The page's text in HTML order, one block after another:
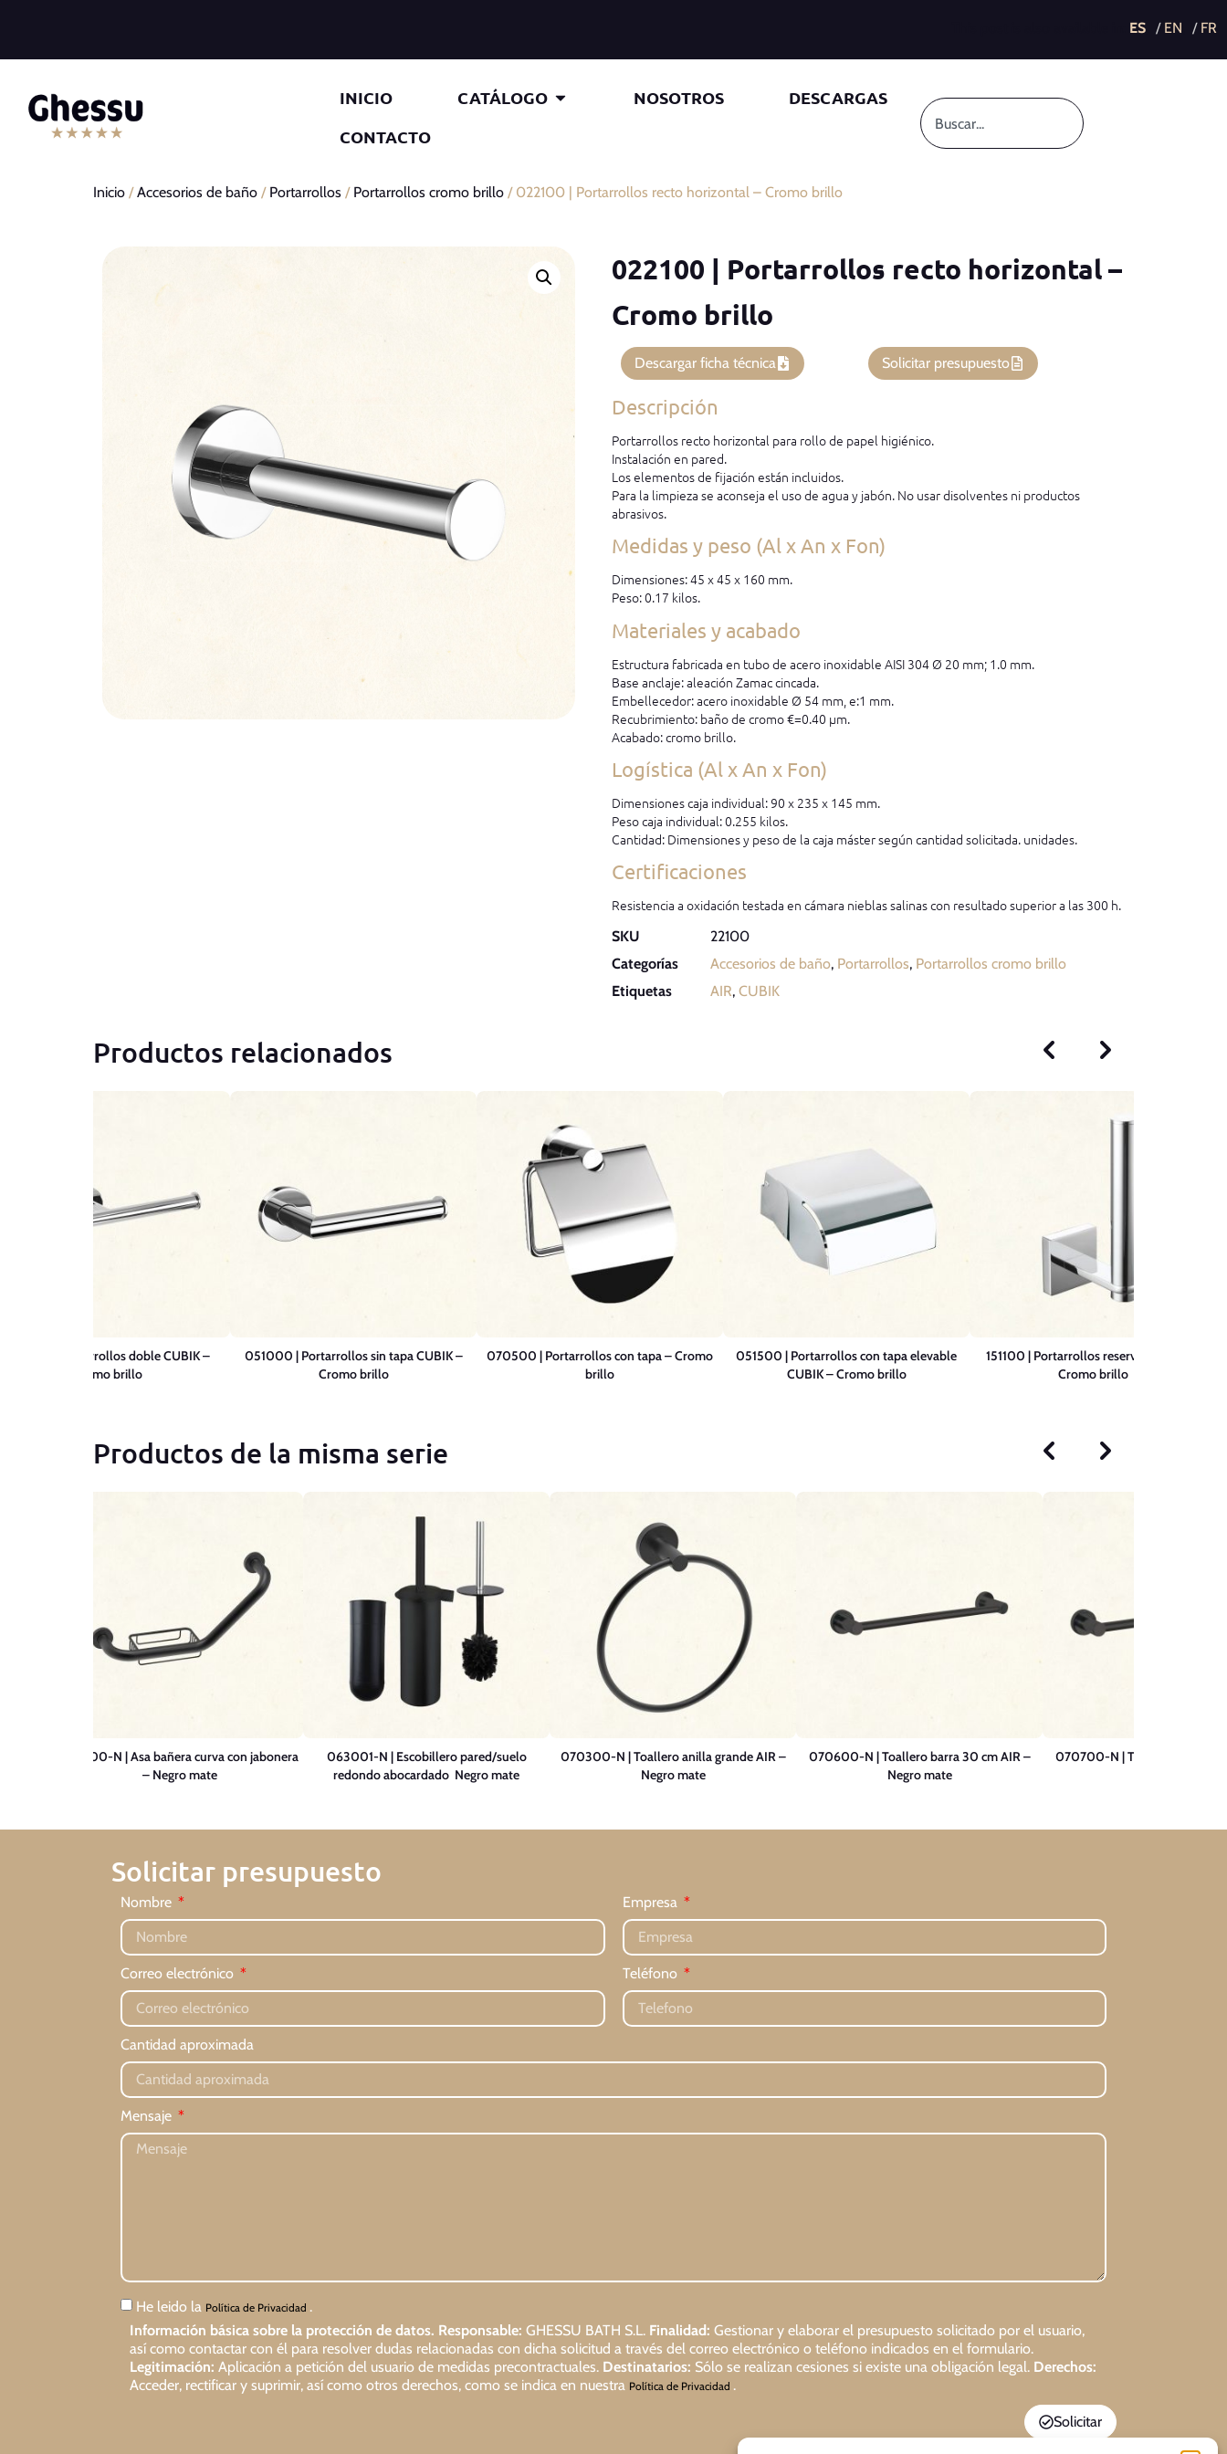
INICIO CATÁLOGO NOSOTROS
DESCARGAS
CONTACTO
Inicio /Accesorios de baño / Portarrollos / Portarrollos cromo brillo / 022100 | Portarrollos recto horizontal – Cromo brillo
022100 | Portarrollos recto horizontal –
Cromo brillo
Descargar ficha técnica Solicitar presupuesto
Descripción
Portarrollos recto horizontal para rollo de papel higiénico.
Instalación en pared.
Los elementos de fijación están incluidos.
Para la limpieza se aconseja el uso de agua y jabón. No usar disolventes ni productos
abrasivos.
Medidas y peso (Al x An x Fon)
Dimensiones: 45 x 45 x 160 mm.
Peso: 0.17 kilos.
Materiales y acabado
Estructura fabricada en tubo de acero inoxidable AISI 304 Ø 20 mm; 1.0 mm.
Base anclaje: aleación Zamac cincada.
Embellecedor: acero inoxidable Ø 54 mm, e:1 mm.
Recubrimiento: baño de cromo €=0.40 μm.
Acabado: cromo brillo.
Logística (Al x An x Fon)
Dimensiones caja individual: 90 x 235 x 145 mm.
Peso caja individual: 0.255 kilos.
Cantidad: Dimensiones y peso de la caja máster según cantidad solicitada. unidades.
Certificaciones
Resistencia a oxidación testada en cámara nieblas salinas con resultado superior a las 300 h.
SKU
22100
Categorías
Accesorios de baño, Portarrollos, Portarrollos cromo brillo
Etiquetas
AIR,CUBIK
Productos relacionados
051400 | Portarrollos doble CUBIK –
Cromo brillo
051000 | Portarrollos sin tapa CUBIK –
Cromo brillo
070500 | Portarrollos con tapa – Cromo
brillo
051500 | Portarrollos con tapa elevable
CUBIK – Cromo brillo
151100 | Portarrollos reserva METRO –
Cromo brillo
Productos de la misma serie
061900-N | Asa bañera curva con jabonera
– Negro mate
063001-N | Escobillero pared/suelo
redondo abocardado  Negro mate
070300-N | Toallero anilla grande AIR –
Negro mate
070600-N | Toallero barra 30 cm AIR –
Negro mate
070700-N | Toallero barra 50
Solicitar presupuesto
Nombre Empresa
Correo electrónico Teléfono
Cantidad aproximada
Mensaje
He leido la Política de Privacidad .
Información básica sobre la protección de datos. Responsable: GHESSU BATH S.L. Finalidad: Gestionar y elaborar el presupuesto solicitado por el usuario,
así como contactar con él para resolver dudas relacionadas con dicha solicitud a través del correo electrónico o teléfono indicados en el formulario.
Legitimación: Aplicación a petición del usuario de medidas precontractuales. Destinatarios: Sólo se realizan cesiones si existe una obligación legal. Derechos:
Acceder, rectificar y suprimir, así como otros derechos, como se indica en nuestra Política de Privacidad .
Solicitar